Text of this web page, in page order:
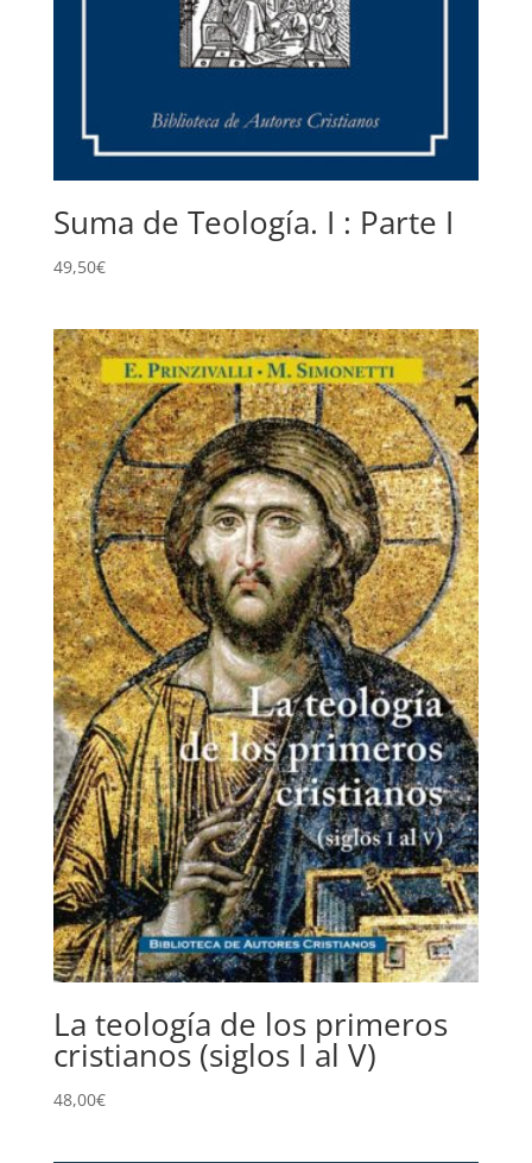
Suma de Teología. I : Parte I
49,50€
La teología de los primeros
cristianos (siglos I al V)
48,00€